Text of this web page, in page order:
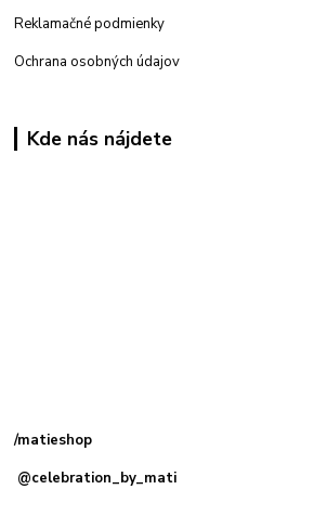
Reklamačné podmienky
Ochrana osobných údajov
Kde nás nájdete
/matieshop
@celebration_by_mati